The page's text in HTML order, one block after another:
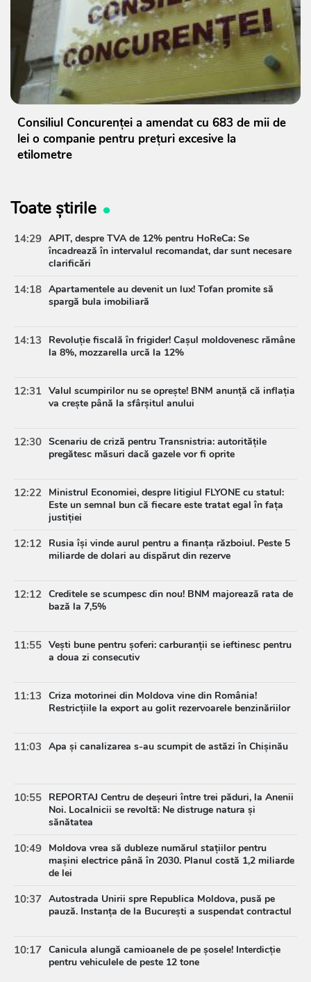
Consiliul Concurenței a amendat cu 683 de mii de
lei o companie pentru prețuri excesive la
etilometre
Toate știrile
14:29 APIT, despre TVA de 12% pentru HoReCa: Se
încadrează în intervalul recomandat, dar sunt necesare
clarificări
14:18 Apartamentele au devenit un lux! Tofan promite să
spargă bula imobiliară
14:13
Revoluție fiscală în frigider! Cașul moldovenesc rămâne
la 8%, mozzarella urcă la 12%
12:31 Valul scumpirilor nu se oprește! BNM anunță că inflația
va crește până la sfârșitul anului
12:30 Scenariu de criză pentru Transnistria: autoritățile
pregătesc măsuri dacă gazele vor fi oprite
12:22 Ministrul Economiei, despre litigiul FLYONE cu statul:
Este un semnal bun că fiecare este tratat egal în fața
justiției
12:12 Rusia își vinde aurul pentru a finanța războiul. Peste 5
miliarde de dolari au dispărut din rezerve
12:12 Creditele se scumpesc din nou! BNM majorează rata de
bază la 7,5%
11:55 Vești bune pentru șoferi: carburanții se ieftinesc pentru
a doua zi consecutiv
11:13 Criza motorinei din Moldova vine din România!
Restricțiile la export au golit rezervoarele benzinăriilor
11:03 Apa și canalizarea s-au scumpit de astăzi în Chișinău
10:55 REPORTAJ Centru de deșeuri între trei păduri, la Anenii
Noi. Localnicii se revoltă: Ne distruge natura și
sănătatea
10:49 Moldova vrea să dubleze numărul stațiilor pentru
mașini electrice până în 2030. Planul costă 1,2 miliarde
de lei
10:37 Autostrada Unirii spre Republica Moldova, pusă pe
pauză. Instanța de la București a suspendat contractul
10:17 Canicula alungă camioanele de pe șosele! Interdicție
pentru vehiculele de peste 12 tone